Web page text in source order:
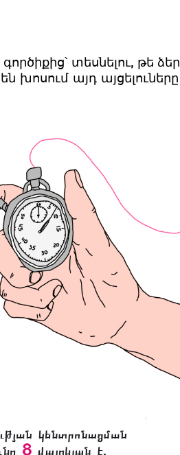
գործիքից՝ տեսնելու, թե ձեր
են խոսում այդ այցելուները